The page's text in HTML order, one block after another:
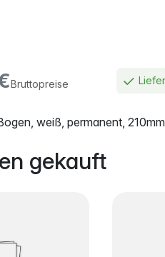
Bruttopreise
weiß, permanent,
gekauft